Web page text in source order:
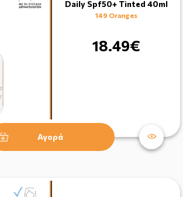
Daily Spf50+ Tinted 40ml
149 Oranges
18.49€
Αγορά